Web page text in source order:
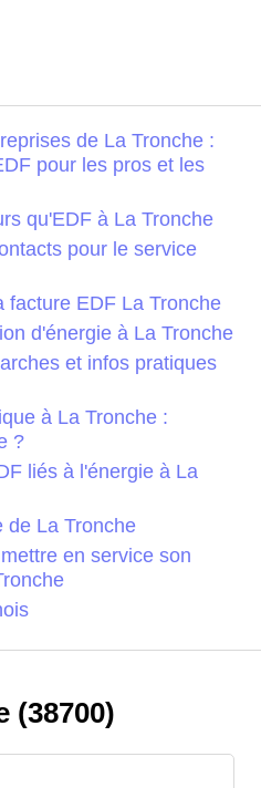
de La Tronche :
pour les pros et les
qu'EDF à La Tronche
pour le service
facture EDF La Tronche
d'énergie à La Tronche
et infos pratiques
à La Tronche :
?
liés à l'énergie à La
de La Tronche
en service son
(38700)